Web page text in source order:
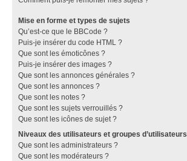
Mise en forme et types de sujets
Qu’est-ce que le BBCode ?
Puis-je insérer du code HTML ?
Que sont les émoticônes ?
Puis-je insérer des images ?
Que sont les annonces générales ?
Que sont les annonces ?
Que sont les notes ?
Que sont les sujets verrouillés ?
Que sont les icônes de sujet ?
Niveaux des utilisateurs et groupes d’utilisateurs
Que sont les administrateurs ?
Que sont les modérateurs ?